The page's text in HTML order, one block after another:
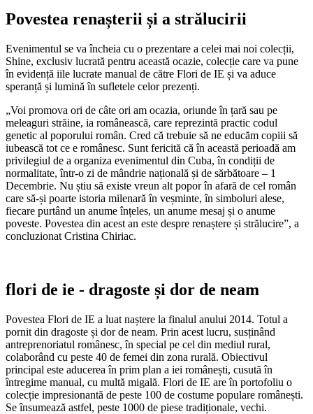
Povestea renașterii și a strălucirii
Evenimentul se va încheia cu o prezentare a celei mai noi colecții,
Shine, exclusiv lucrată pentru această ocazie, colecție care va pune
în evidență iile lucrate manual de către Flori de IE și va aduce
speranță și lumină în sufletele celor prezenți.
„Voi promova ori de câte ori am ocazia, oriunde în țară sau pe
meleaguri străine, ia românească, care reprezintă practic codul
genetic al poporului român. Cred că trebuie să ne educăm copiii să
iubească tot ce e românesc. Sunt fericită că în această perioadă am
privilegiul de a organiza evenimentul din Cuba, în condiții de
normalitate, într-o zi de mândrie națională și de sărbătoare – 1
Decembrie. Nu știu să existe vreun alt popor în afară de cel român
care să-și poarte istoria milenară în veșminte, în simboluri alese,
fiecare purtând un anume înțeles, un anume mesaj și o anume
poveste. Povestea din acest an este despre renaștere și strălucire”, a
concluzionat Cristina Chiriac.
flori de ie - dragoste și dor de neam
Povestea Flori de IE a luat naștere la finalul anului 2014. Totul a
pornit din dragoste și dor de neam. Prin acest lucru, susținând
antreprenoriatul românesc, în special pe cel din mediul rural,
colaborând cu peste 40 de femei din zona rurală. Obiectivul
principal este aducerea în prim plan a iei românești, cusută în
întregime manual, cu multă migală. Flori de IE are în portofoliu o
colecție impresionantă de peste 100 de costume populare românești.
Se însumează astfel, peste 1000 de piese tradiționale, vechi.